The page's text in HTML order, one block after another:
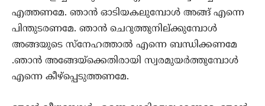
എത്തണമേ. ഞാന്‍ ഓടിയകലുമ്പോള്‍ അങ്ങ് എന്നെ
പിന്തുടരണമേ. ഞാന്‍ ചെറുത്തുനില്ക്കുമ്പോള്‍
അങ്ങയുടെ സ്‌നേഹത്താല്‍ എന്നെ ബന്ധിക്കണമേ
.ഞാന്‍ അങ്ങേയ്‌ക്കെതിരായി സ്വരമുയര്‍ത്തുമ്പോള്‍
എന്നെ കീഴ്‌പ്പെടുത്തണമേ.